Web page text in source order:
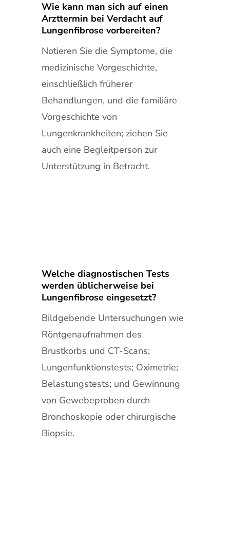
Wie kann man sich auf einen
Arzttermin bei Verdacht auf
Lungenfibrose vorbereiten?
Notieren Sie die Symptome, die
medizinische Vorgeschichte,
einschließlich früherer
Behandlungen, und die familiäre
Vorgeschichte von
Lungenkrankheiten; ziehen Sie
auch eine Begleitperson zur
Unterstützung in Betracht.
Welche diagnostischen Tests
werden üblicherweise bei
Lungenfibrose eingesetzt?
Bildgebende Untersuchungen wie
Röntgenaufnahmen des
Brustkorbs und CT-Scans;
Lungenfunktionstests; Oximetrie;
Belastungstests; und Gewinnung
von Gewebeproben durch
Bronchoskopie oder chirurgische
Biopsie.